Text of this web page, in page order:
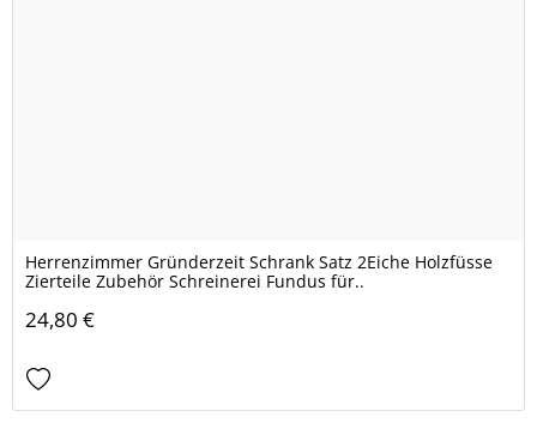
Herrenzimmer Gründerzeit Schrank Satz 2Eiche Holzfüsse
Zierteile Zubehör Schreinerei Fundus für..
24,80 €